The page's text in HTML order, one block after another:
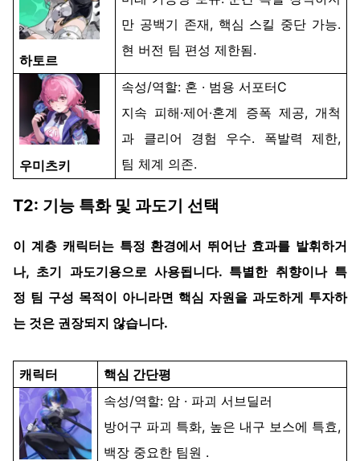
하토르
만 공백기 존재, 핵심 스킬 중단 가능.
현 버전 팀 편성 제한됨.
우미츠키
속성/역할: 혼 · 범용 서포터C
지속 피해·제어·혼계 증폭 제공, 개척
과
클리어 경험 우수. 폭발력 제한,
팀 체계 의존.
T2: 기능 특화 및 과도기 선택
이 계층 캐릭터는 특정 환경에서 뛰어난 효과를 발휘하거
나, 초기 과도기용으로 사용됩니다. 특별한 취향이나 특
정 팀 구성 목적이 아니라면 핵심 자원을 과도하게 투자하
는 것은 권장되지 않습니다.
캐릭터 핵심 간단평
속성/역할: 암 · 파괴 서브딜러
방어구 파괴 특화, 높은 내구 보스에 특효,
백장 중요한 팀원 .